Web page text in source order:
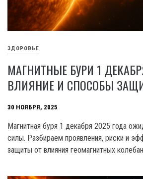
ЗДОРОВЬЕ
МАГНИТНЫЕ БУРИ 1
ВЛИЯНИЕ И СПОСОБЫ
30 НОЯБРЯ, 2025
Магнитная буря 1 декабря 2025 года
силы. Разбираем проявления, риски и
защиты от влияния геомагнитных